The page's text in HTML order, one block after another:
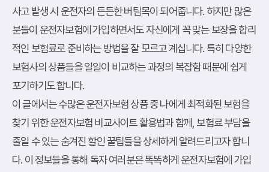
사고 발생 시 운전자의 든든한 버팀목이 되어줍니다. 하지만 많은
분들이 운전자보험에 가입하면서도 자신에게 꼭 맞는 보장을 합리
적인 보험료로 준비하는 방법을 잘 모르고 계십니다. 특히 다양한
보험사의 상품들을 일일이 비교하는 과정의 복잡함 때문에 쉽게
포기하기도 합니다.
이 글에서는 수많은 운전자보험 상품 중 나에게 최적화된 보험을
찾기 위한 운전자보험 비교사이트 활용법과 함께, 보험료 부담을
줄일 수 있는 숨겨진 할인 꿀팁들을 상세하게 알려드리고자 합니
다. 이 정보들을 통해 독자 여러분은 똑똑하게 운전자보험에 가입